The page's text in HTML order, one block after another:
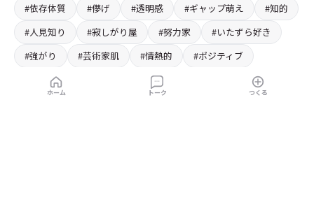
ホーム トーク つくる
#依存体質
#儚げ #透明感 #ギャップ萌え
#知的
#人見知り
#寂しがり屋 #努力家
#いたずら好き
#強がり
#芸術家肌 #情熱的
#ポジティブ
#ピュア
#おしゃべり
#スレンダー